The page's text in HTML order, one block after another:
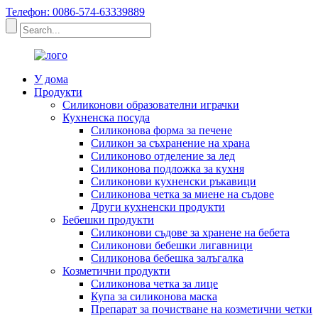
Телефон: 0086-574-63339889
У дома
Продукти
Силиконови образователни играчки
Кухненска посуда
Силиконова форма за печене
Силикон за съхранение на храна
Силиконово отделение за лед
Силиконова подложка за кухня
Силиконови кухненски ръкавици
Силиконова четка за миене на съдове
Други кухненски продукти
Бебешки продукти
Силиконови съдове за хранене на бебета
Силиконови бебешки лигавници
Силиконова бебешка залъгалка
Козметични продукти
Силиконова четка за лице
Купа за силиконова маска
Препарат за почистване на козметични четки